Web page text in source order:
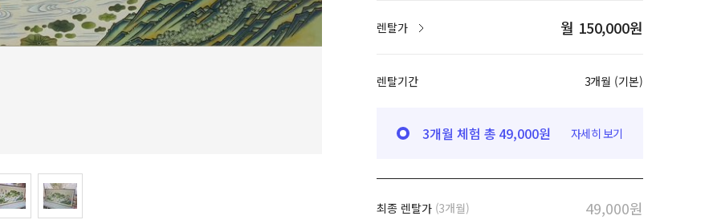
렌탈가 월 150,000원
렌탈기간 3개월 (기본)
3개월 체험 총 49,000원 자세히 보기
최종 렌탈가(3개월) 49,000원